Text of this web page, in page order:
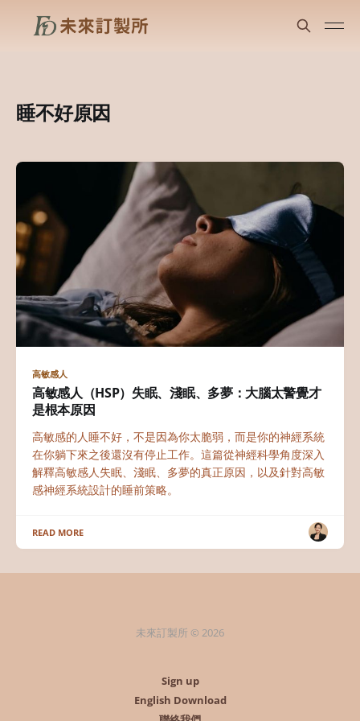
睡不好原因
高敏感人
高敏感人（HSP）失眠、淺眠、多夢：大腦太警覺才
是根本原因
高敏感的人睡不好，不是因為你太脆弱，而是你的神經系統
在你躺下來之後還沒有停止工作。這篇從神經科學角度深入
解釋高敏感人失眠、淺眠、多夢的真正原因，以及針對高敏
感神經系統設計的睡前策略。
READ MORE
未來訂製所 © 2026
Sign up
English Download